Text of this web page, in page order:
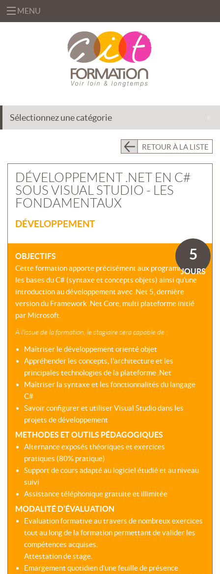
MENU
INFORMATIQUE
MANAGEMENT
&
FORMATION
DÉLÉGATION
FORMATEURS
CPF
ENTREPRISES
CENTRE
PRÉSENTIEL
INTRA
PRÉSENTIEL
INTER
CLASSES
VIRTUELLES
COACHING
LEARNING
MULTI-
DU
DIRIGEANT
SOMMES-
PRÉSENTATION
DÉMARCHE
NOS
ÉQUIPES
ACTIONS
COLLECTIVES
NOTRE
CENTRE
RÉSEAU
Sélectionnez une catégorie
RETOUR À LA LISTE
DÉVELOPPEMENT .NET EN C#
SOUS VISUAL STUDIO - LES
FONDAMENTAUX
DÉVELOPPEMENT
OBJECTIFS
Cette formation apporte précisément aux programmeurs
les bases du C# (syntaxe et concepts objets) ainsi qu'une
introduction au développement avec .Net 5, dernière
version du Framework .Net Core, multi plateforme initié
par Microsoft.
À l'issue de la formation, le stagiaire sera capable de :
Maîtriser le développement orienté objet
Appréhender les concepts, l'architecture et les
principales technologies de la plateforme .Net
Maîtriser la syntaxe et les fonctionnalités du langage
C#
Savoir configurer et utiliser Visual Studio dans les
projets de développement
METHODES ET OUTILS PÉDAGOGIQUES
Alternance exposés théoriques et exercices
pratiques (80% pratique)
Support de cours adapté au logiciel étudié et au niveau
suivi
Assistance téléphonique gratuite et illimitée
MODALITÉ D'ÉVALUATION
Evaluation formative au travers de nombreux exercices
tout au long de la formation permettant de valider les
compétences acquises.
Attestation de stage.
Emargement quotidien d’une feuille de présence
5
JOURS